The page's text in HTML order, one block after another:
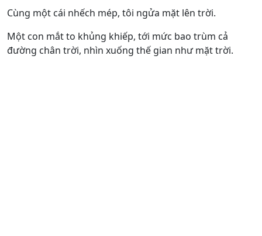
Cùng một cái nhếch mép, tôi ngửa mặt lên trời.
Một con mắt to khủng khiếp, tới mức bao trùm cả
đường chân trời, nhìn xuống thế gian như mặt trời.